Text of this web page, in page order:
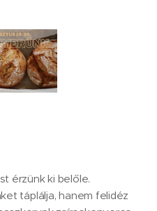
érzünk ki belőle.
táplálja, hanem felidéz